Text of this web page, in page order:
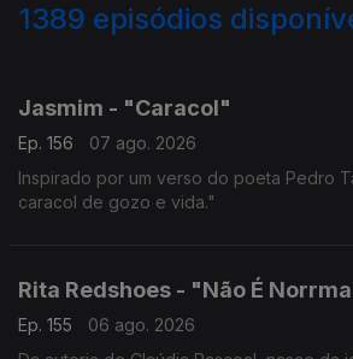
1389 episódios
Jasmim - "Caracol"
Ep. 156
07 ago. 2026
Inspirado por um verso do poeta Pedro Tamen: "Baba-se o
caracol de gozo e vida."
Rita Redshoes - "Não É
Ep. 155
06 ago. 2026